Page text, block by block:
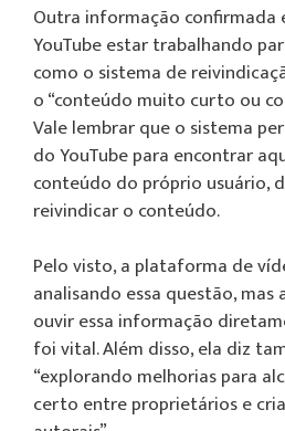
Outra informação
YouTube estar trabalhando
como o sistema de
o “conteúdo muito curto ou
Vale lembrar que o sistema
do YouTube para encontrar
conteúdo do próprio usuário,
reivindicar o conteúdo.
Pelo visto, a plataforma de
analisando essa questão,
ouvir essa informação
foi vital. Além disso, ela diz
“explorando melhorias para
certo entre proprietários e